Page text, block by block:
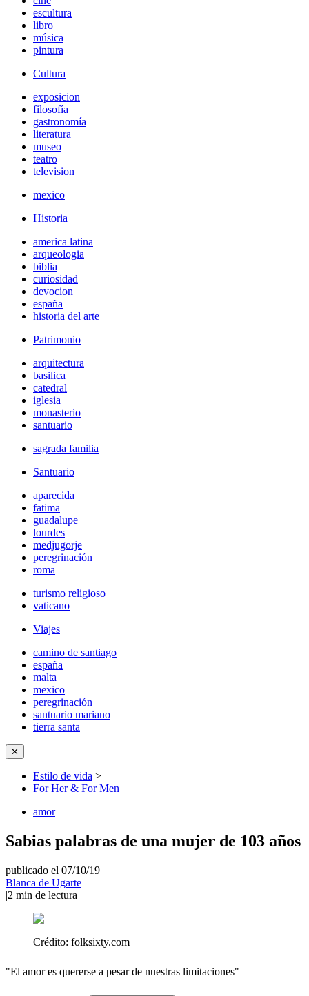
escultura
libro
música
pintura
Cultura
exposicion
filosofía
gastronomía
literatura
museo
teatro
television
mexico
Historia
america latina
arqueologia
biblia
curiosidad
devocion
españa
historia del arte
Patrimonio
arquitectura
basilica
catedral
iglesia
monasterio
santuario
sagrada familia
Santuario
aparecida
fatima
guadalupe
lourdes
medjugorje
peregrinación
roma
turismo religioso
vaticano
Viajes
camino de santiago
españa
malta
mexico
peregrinación
santuario mariano
tierra santa
✕
Estilo de vida >
For Her & For Men
amor
Sabias palabras de una mujer de 103 años
publicado el 07/10/19|
Blanca de Ugarte
|2 min de lectura
Crédito: folksixty.com
"El amor es quererse a pesar de nuestras limitaciones"